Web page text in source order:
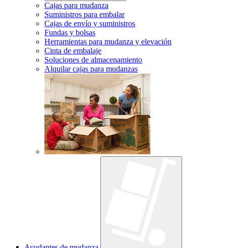
Cajas para mudanza
Suministros para embalar
Cajas de envío y suministros
Fundas y bolsas
Herramientas para mudanza y elevación
Cinta de embalaje
Soluciones de almacenamiento
Alquilar cajas para mudanzas